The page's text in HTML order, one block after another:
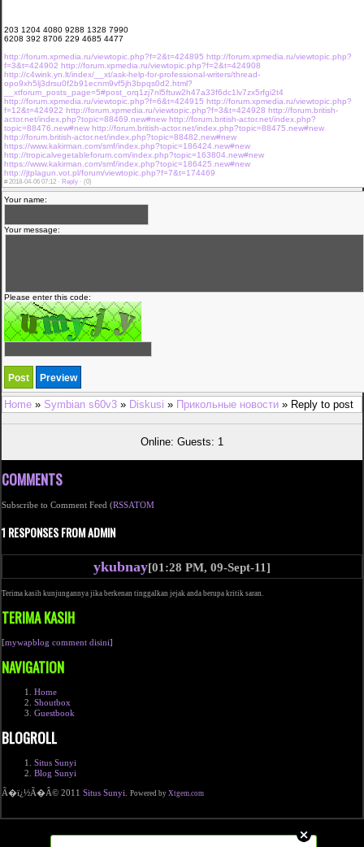
203 1204 4080 9288 1328 7990
6208 392 8706 229 4685 4477
http://forum.xpmedia.ru/viewtopic.php?f=2&t=424895 http://forum.xpmedia.ru/viewtopic.php?
f=3&t=424902 http://forum.xpmedia.ru/viewtopic.php?f=2&t=424908
http://c4wink.yn.lt/index/__xt/ask-help-for-professional-writers/thread-
opo9xh5lj3drsu0f2b91ecnm9vf5jh3bpqs0d2.html?
__xtforum_posts_page=5#post_orq1zj7nl5ftuw2h47a33f6dc1lv7zx5rfgi2t4
http://forum.xpmedia.ru/viewtopic.php?f=6&t=424915 http://forum.xpmedia.ru/viewtopic.php?
f=12&t=424922 http://forum.xpmedia.ru/viewtopic.php?f=3&t=424928 http://forum.british-
actor.net/index.php?topic=88469.new#new http://forum.british-actor.net/index.php?
topic=88476.new#new http://forum.british-actor.net/index.php?topic=88475.new#new
http://forum.british-actor.net/index.php?topic=88482.new#new
https://www.kakirman.com/smf/index.php?topic=186424.new#new
http://tropicalvegetableforum.com/index.php?topic=163804.new#new
https://www.kakirman.com/smf/index.php?topic=186425.new#new
http://jtplagun.vot.pl/forum/viewtopic.php?f=7&t=174469
#2018-04-06 07:12 · Reply · (0)
Your name:
Your message:
Please enter this code:
Home » Symbian s60v3 » Diskusi » Прикольные новости » Reply to post
Online: Guests: 1
COMMENTS
Subscribe to Comment Feed (RSSATOM
1 RESPONSES FROM ADMIN
ykubnay[01:28 PM, 09-Sept-11]
Terima kasih kunjungannya jika berkenan tinggalkan jejak anda berupa kritik saran.
TERIMA KASIH
[mywapblog comment disini]
NAVIGATION
Home
Shoutbox
Guestbook
BLOGROLL
Situs Sunyi
Blog Sunyi
Ã�ï¿½Ã�Â© 2011 Situs Sunyi. Powered by Xtgem.com